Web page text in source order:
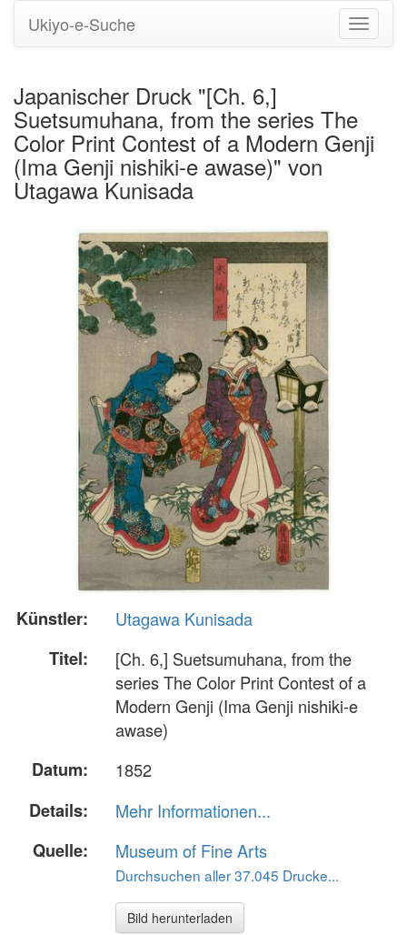
Ukiyo-e-Suche
Japanischer Druck "[Ch. 6,]
Suetsumuhana, from the series The
Color Print Contest of a Modern Genji
(Ima Genji nishiki-e awase)" von
Utagawa Kunisada
Künstler:
Utagawa Kunisada
Titel:
[Ch. 6,] Suetsumuhana, from the
series The Color Print Contest of a
Modern Genji (Ima Genji nishiki-e
awase)
Datum:
1852
Details:
Mehr Informationen...
Quelle:
Museum of Fine Arts
Durchsuchen aller 37.045 Drucke...
Bild herunterladen